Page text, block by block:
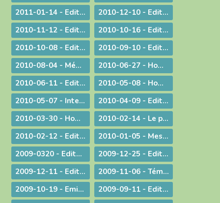
2011-01-14 - Edito : Une nouvelle année
2010-12-10 - Edito : Quel chemin pour l'humanité ?
2010-11-12 - Edito : Les saints n'ont pas disparu !
2010-10-16 - Edito : Le Synode pour le Moyen-Orient devrait tous nous faire réfléchir...
2010-10-08 - Edito : CARITAS IN VERITATE
2010-09-10 - Edito : Au rendez-vous des urgences, la mission est la première invitée
2010-08-04 - Méditation aux vêpres à Ars
2010-06-27 - Homélie pour les ordinations
2010-06-11 - Edito : S.D.F. pour une quin­zaine !
2010-05-08 - Homélie : Journée provinciale pour les vocations
2010-05-07 - Interview : La communion entre Eglises - Retour d'Irlande
2010-04-09 - Edito : "Attirons-le dans un piège"
2010-03-30 - Homélie pour la Messe chrismale
2010-02-14 - Le prêtre, guetteur de Dieu
2010-02-12 - Edito : La vérité de l'histoire
2010-01-05 - Message : Du nouveau dans la communication du diocèse de Belley-Ars !
2009-0320 - Edito : Quel avenir pour la paternité ?
2009-12-25 - Edito : Que de­vons-nous faire ?
2009-12-11 - Edito : Identité nationale
2009-11-06 - Témoignage : Demain, la vie de nos communautés chrétiennes
2009-10-19 - Emission : A propos du travail le dimanche
2009-09-11 - Edito : Une année pastorale qui ne ressemble à aucune autre !